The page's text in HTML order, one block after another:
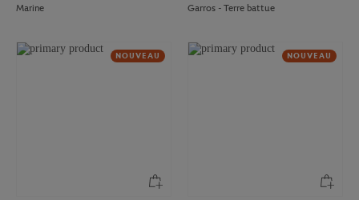
Marine
Garros - Terre battue
NOUVEAU NOUVEAU